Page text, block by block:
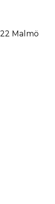
22 Malmö